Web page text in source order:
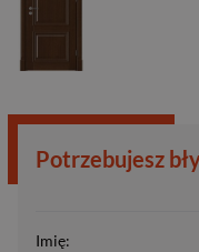
Potrzebujesz
Imię: